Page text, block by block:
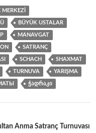
BÜYÜK USTALAR
MANAVGAT
SATRANÇ
SCHACH SHAXMAT
TURNUVA YARIŞMA
ᲭᲐᲓᲠᲐᲙᲘ
Anma Satranç Turnuvası